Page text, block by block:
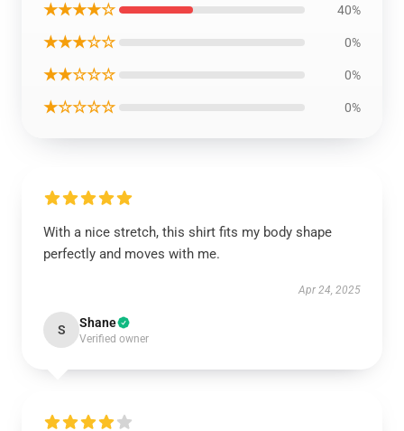
★★★★☆ 40%
★★★☆☆ 0%
★★☆☆☆ 0%
★☆☆☆☆ 0%
With a nice stretch, this shirt fits my body shape
perfectly and moves with me.
Apr 24, 2025
S Shane
Verified owner